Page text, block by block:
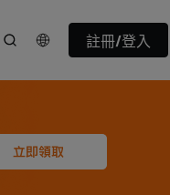
註冊/登入